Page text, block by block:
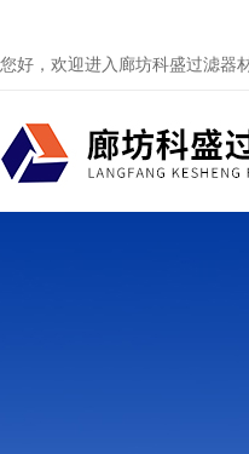
您好，欢迎进入廊坊科盛过滤器